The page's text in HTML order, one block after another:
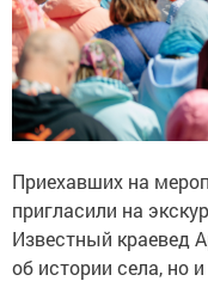
Приехавших на
пригласили на
Известный краевед
об истории села, но